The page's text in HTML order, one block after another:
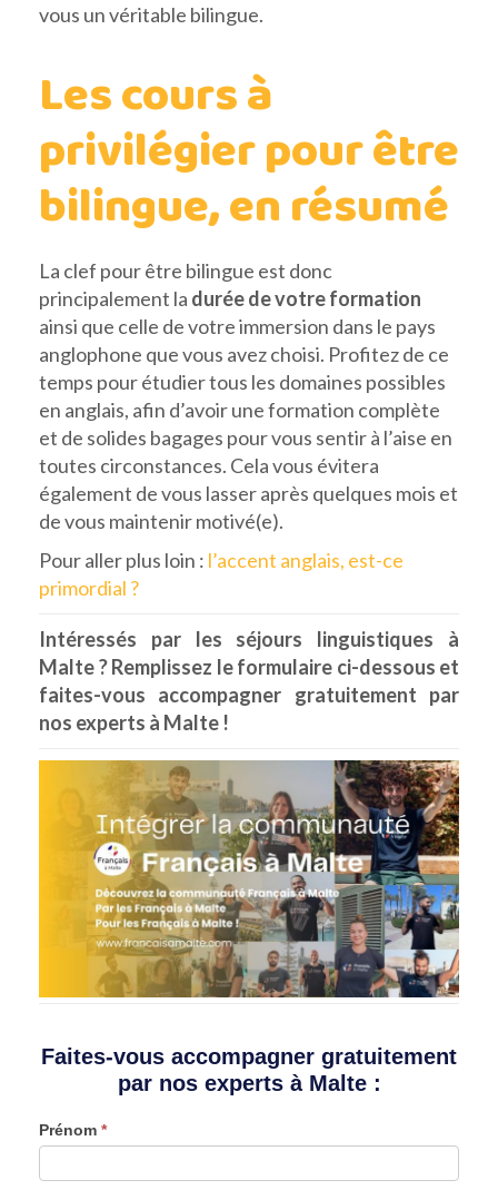
vous un véritable bilingue.
Les cours à
privilégier pour être
bilingue, en résumé
La clef pour être bilingue est donc
principalement la durée de votre formation
ainsi que celle de votre immersion dans le pays
anglophone que vous avez choisi. Profitez de ce
temps pour étudier tous les domaines possibles
en anglais, afin d’avoir une formation complète
et de solides bagages pour vous sentir à l’aise en
toutes circonstances. Cela vous évitera
également de vous lasser après quelques mois et
de vous maintenir motivé(e).
Pour aller plus loin : l’accent anglais, est-ce
primordial ?
Intéressés par les séjours linguistiques à
Malte ? Remplissez le formulaire ci-dessous et
faites-vous accompagner gratuitement par
nos experts à Malte !
Faites-vous accompagner gratuitement
par nos experts à Malte :
CONTACT
-
Formulaire
Prénom *